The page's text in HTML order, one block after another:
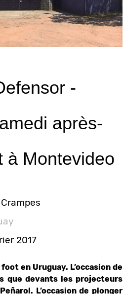
-
après-
à Montevideo
2017
en Uruguay. L’occasion de
que devants les projecteurs
L’occasion de plonger